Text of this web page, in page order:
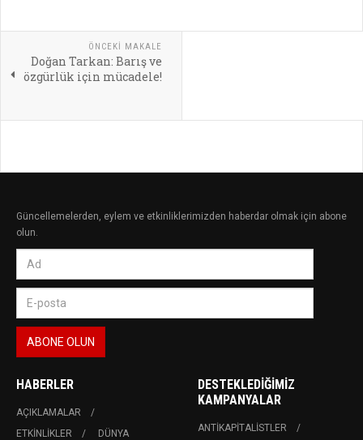
ÖNCEKI MAKALE
Doğan Tarkan: Barış ve
özgürlük için mücadele!
Güncellemelerden, eylem ve etkinliklerimizden haberdar olmak için abone
olun.
HABERLER
AÇIKLAMALAR
ETKINLIKLER
DÜNYA
DESTEKLEDIĞIMIZ
KAMPANYALAR
ANTIKAPITALISTLER